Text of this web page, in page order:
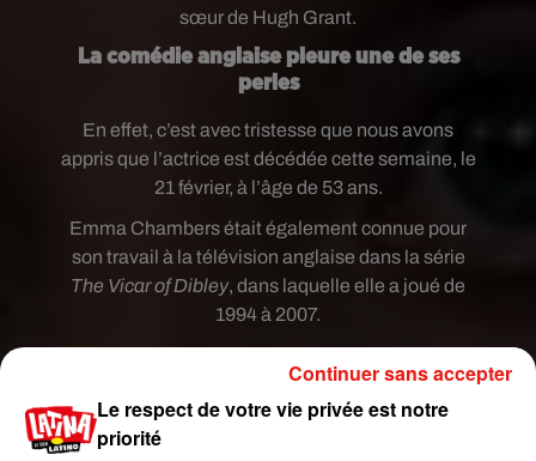
sœur de Hugh Grant.
La comédie anglaise pleure une de ses
perles
En effet, c’est avec tristesse que nous avons
appris que l’actrice est décédée cette semaine, le
21 février, à l’âge de 53 ans.
Emma Chambers était également connue pour
son travail à la télévision anglaise dans la série
The Vicar of Dibley, dans laquelle elle a joué de
1994 à 2007.
divertissement, les hommages n’ont pas tardé à
fleurir, rendant grâce à sa mémoire. Hugh Grant a
salué le souvenir de sa sœur de cinéma.
Le respect de votre vie privée est notre
priorité
Continuer sans accepter